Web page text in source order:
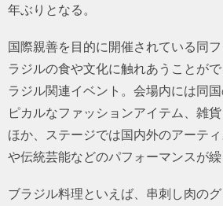
年ぶりとなる。
国際親善を目的に開催されている同
ラジルの食や文化に触れあうことが
ラジル関連イベント。会場内には同
ピカルなファッションアイテム、雑
ほか、ステージでは国内外のアーテ
や伝統芸能などのパフォーマンスが繰
ブラジル料理といえば、串刺し肉の